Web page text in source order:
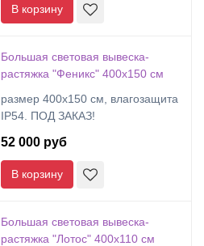
В корзину
Большая световая вывеска-
растяжка "Феникс" 400х150 см
размер 400х150 см, влагозащита
IP54. ПОД ЗАКАЗ!
52 000 руб
В корзину
Большая световая вывеска-
растяжка "Лотос" 400х110 см